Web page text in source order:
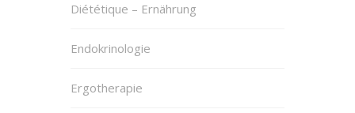
Diététique – Ernährung
Endokrinologie
Ergotherapie